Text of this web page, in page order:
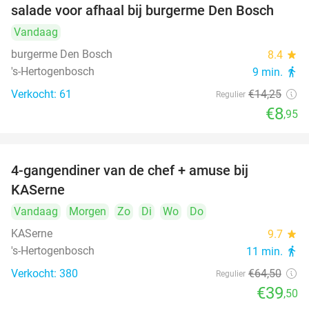
salade voor afhaal bij burgerme Den Bosch
Vandaag
burgerme Den Bosch
8.4 star
's-Hertogenbosch 9 min. directions_walk
Verkocht: 61 Regulier €14,25
€8,95
4-gangendiner van de chef + amuse bij
KASerne
Vandaag Morgen Zo Di Wo
Do
KASerne
9.7 star
's-Hertogenbosch 11 min. directions_walk
Verkocht: 380 Regulier €64,50
€39,50